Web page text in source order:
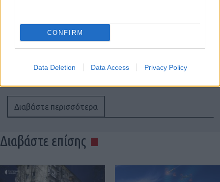
CONFIRM
Data Deletion Data Access Privacy Policy
δημιουργούν ναυτική ασπίδα κατά
Διαβάστε περισσότερα
Διαβάστε επίσης